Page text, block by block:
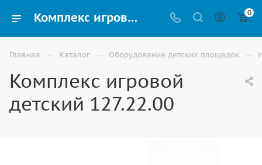
Комплекс игровой детский 127.22.00 купить для улицы в Астрахани 0
Главная — Каталог — Оборудование детских площадок —
Комплекс игровой
детский 127.22.00